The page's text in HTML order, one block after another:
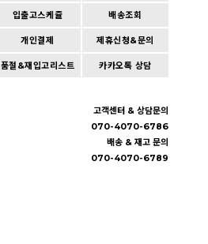
입출고스케쥴 배송조회
개인결제 제휴신청&문의
품절&재입고리스트 카카오톡 상담
고객센터 & 상담문의
070-4070-6786
배송 & 재고 문의
070-4070-6789
BUY IT NOW
Cart | Wishlist